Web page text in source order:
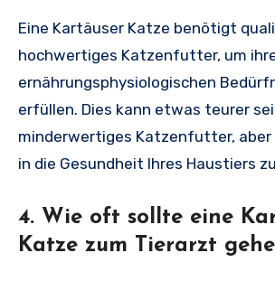
Eine Kartäuser Katze benötigt
hochwertiges Katzenfutter, um
ernährungsphysiologischen
erfüllen. Dies kann etwas teurer
minderwertiges Katzenfutter,
in die Gesundheit Ihres Haustiers
4. Wie oft sollte eine
Katze zum Tierarzt